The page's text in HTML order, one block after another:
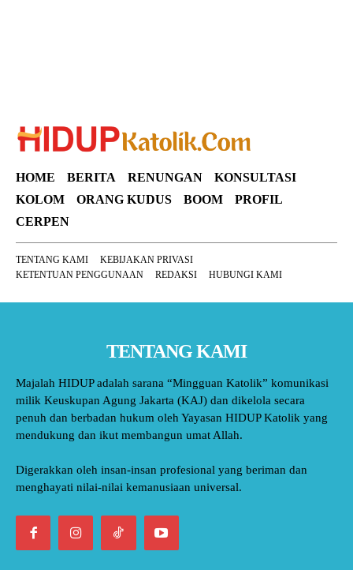
HOME BERITA RENUNGAN
KONSULTASI
KOLOM
ORANG KUDUS BOOM
PROFIL
CERPEN
TENTANG KAMI
KEBIJAKAN PRIVASI
KETENTUAN PENGGUNAAN
REDAKSI HUBUNGI KAMI
TENTANG KAMI
Majalah HIDUP adalah sarana “Mingguan Katolik” komunikasi
milik Keuskupan Agung Jakarta (KAJ) dan dikelola secara
penuh dan berbadan hukum oleh Yayasan HIDUP Katolik yang
mendukung dan ikut membangun umat Allah.
Digerakkan oleh insan-insan profesional yang beriman dan
menghayati nilai-nilai kemanusiaan universal.